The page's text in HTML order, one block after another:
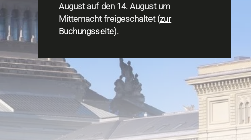
August auf den 14. August um
Mitternacht freigeschaltet (zur
Buchungsseite).